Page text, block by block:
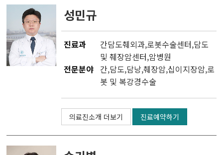
성민규
진료과 간담도췌외과,로봇수술센터,담도
및 췌장암센터,암병원
전문분야 간,담도,담낭,췌장암,십이지장암,로
봇 및 복강경수술
의료진소개 더보기 진료예약하기